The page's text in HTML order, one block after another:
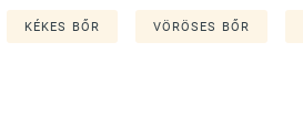
KÉKES BŐR VÖRÖSES BŐR